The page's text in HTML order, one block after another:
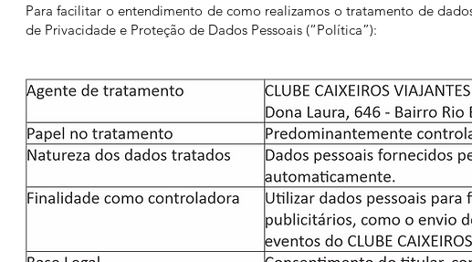
Para facilitar o entendimento de como realizamos o tratamento de
de Privacidade e Proteção de Dados Pessoais (“Política”):